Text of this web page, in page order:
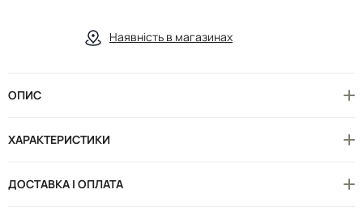
Наявність в магазинах
ОПИС
ХАРАКТЕРИСТИКИ
ДОСТАВКА І ОПЛАТА